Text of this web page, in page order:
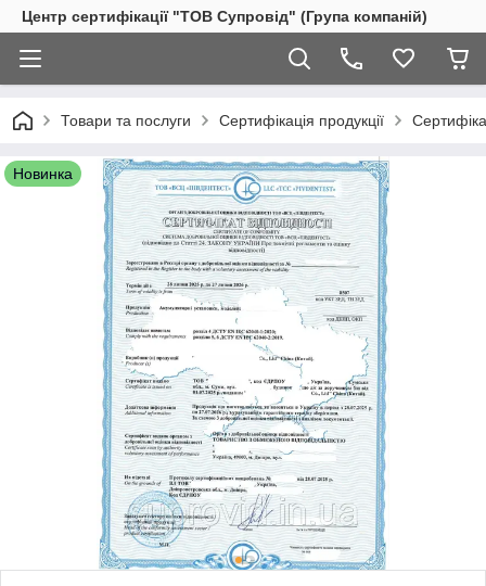
Центр сертифікації "ТОВ Супровід" (Група компаній)
Товари та послуги Сертифікація продукції
Новинка